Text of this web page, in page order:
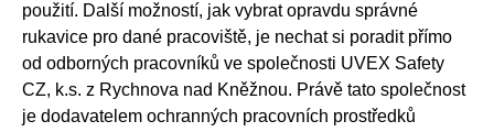
použití. Další možností, jak vybrat opravdu správné
rukavice pro dané pracoviště, je nechat si poradit přímo
od odborných pracovníků ve společnosti UVEX Safety
CZ, k.s. z Rychnova nad Kněžnou. Právě tato společnost
je dodavatelem ochranných pracovních prostředků